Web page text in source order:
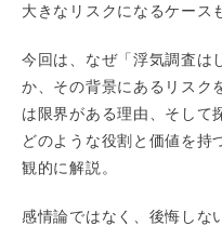
大きなリスクになるケース
今回は、なぜ「浮気調査は
か、その背景にあるリスク
は限界がある理由、そして
どのような役割と価値を持
観的に解説。
感情論ではなく、後悔しな